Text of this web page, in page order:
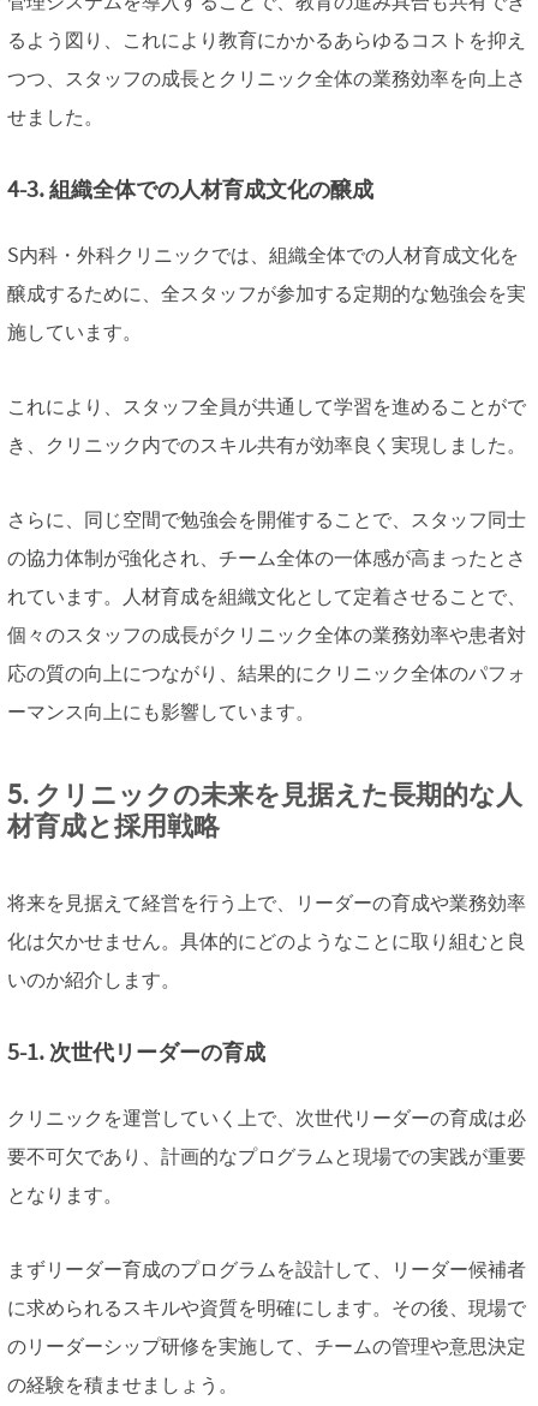
るよう図り、これにより教育にかかるあらゆるコストを抑え
つつ、スタッフの成長とクリニック全体の業務効率を向上さ
せました。
4-3. 組織全体での人材育成文化の醸成
S内科・外科クリニックでは、組織全体での人材育成文化を
醸成するために、全スタッフが参加する定期的な勉強会を実
施しています。
これにより、スタッフ全員が共通して学習を進めることがで
き、クリニック内でのスキル共有が効率良く実現しました。
さらに、同じ空間で勉強会を開催することで、スタッフ同士
の協力体制が強化され、チーム全体の一体感が高まったとさ
れています。人材育成を組織文化として定着させることで、
個々のスタッフの成長がクリニック全体の業務効率や患者対
応の質の向上につながり、結果的にクリニック全体のパフォ
ーマンス向上にも影響しています。
5. クリニックの未来を見据えた長期的な人
材育成と採用戦略
将来を見据えて経営を行う上で、リーダーの育成や業務効率
化は欠かせません。具体的にどのようなことに取り組むと良
いのか紹介します。
5-1. 次世代リーダーの育成
クリニックを運営していく上で、次世代リーダーの育成は必
要不可欠であり、計画的なプログラムと現場での実践が重要
となります。
まずリーダー育成のプログラムを設計して、リーダー候補者
に求められるスキルや資質を明確にします。その後、現場で
のリーダーシップ研修を実施して、チームの管理や意思決定
の経験を積ませましょう。